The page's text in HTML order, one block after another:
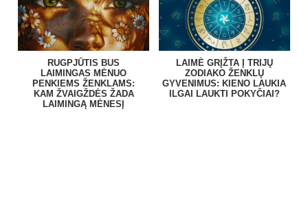
RUGPJŪTIS BUS
LAIMINGAS MĖNUO
PENKIEMS ŽENKLAMS:
KAM ŽVAIGŽDĖS ŽADA
LAIMINGĄ MĖNESĮ
LAIMĖ GRĮŽTA Į TRIJŲ
ZODIAKO ŽENKLŲ
GYVENIMUS: KIENO LAUKIA
ILGAI LAUKTI POKYČIAI?